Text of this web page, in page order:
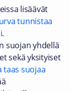
lisäävät
tunnistaa
.
suojan yhdellä
sekä yksityiset
taas suojaa